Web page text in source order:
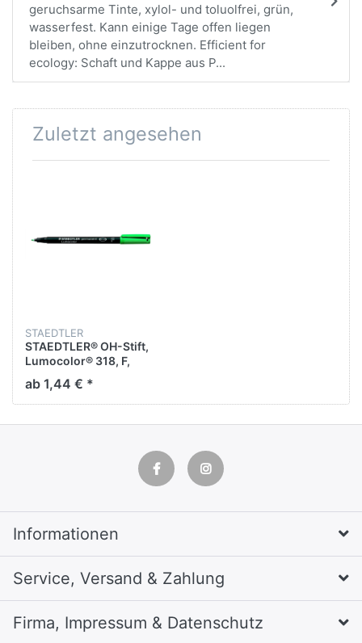
geruchsarme Tinte, xylol- und toluolfrei, grün,
wasserfest. Kann einige Tage offen liegen
bleiben, ohne einzutrocknen. Efficient for
ecology: Schaft und Kappe aus P...
Zuletzt angesehen
STAEDTLER
STAEDTLER® OH-Stift,
Lumocolor® 318, F,
nachfüllbar, permanent,
0,6 mm, Schaftfarbe:
schwarz, Schreibfarbe:
ab 1,44 € *
Informationen
Service, Versand & Zahlung
Firma, Impressum & Datenschutz